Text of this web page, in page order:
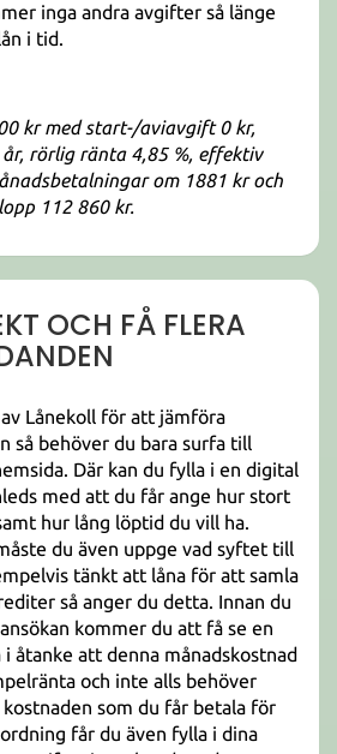
inga andra avgifter så länge
i tid.
kr med start-/aviavgift 0 kr,
rörlig ränta 4,85 %, effektiv
om 1881 kr och
112 860 kr.
OCH FÅ FLERA
Lånekoll för att jämföra
så behöver du bara surfa till
Där kan du fylla i en digital
med att du får ange hur stort
hur lång löptid du vill ha.
du även uppge vad syftet till
tänkt att låna för att samla
så anger du detta. Innan du
kommer du att få se en
i åtanke att denna månadskostnad
och inte alls behöver
som du får betala för
får du även fylla i dina